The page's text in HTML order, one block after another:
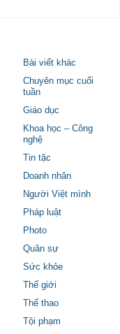
Bài viết khác
Chuyên mục cuối
tuần
Giáo dục
Khoa học – Công
nghệ
Tin tặc
Doanh nhân
Người Việt mình
Pháp luật
Photo
Quân sự
Sức khỏe
Thế giới
Thể thao
Tội phạm